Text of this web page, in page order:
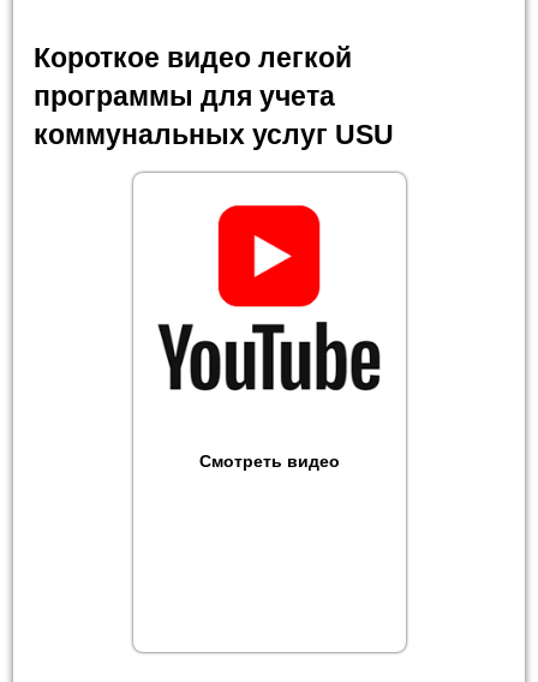
Короткое видео легкой
программы для учета
коммунальных услуг USU
Смотреть видео